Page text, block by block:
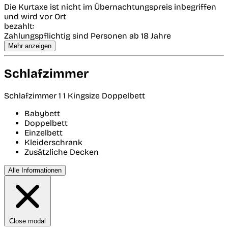
Die Kurtaxe ist nicht im Übernachtungspreis inbegriffen
und wird vor Ort
bezahlt:
Zahlungspflichtig sind Personen ab 18 Jahre
Mehr anzeigen
Schlafzimmer
Schlafzimmer 1 1 Kingsize Doppelbett
Babybett
Doppelbett
Einzelbett
Kleiderschrank
Zusätzliche Decken
Alle Informationen
Close modal